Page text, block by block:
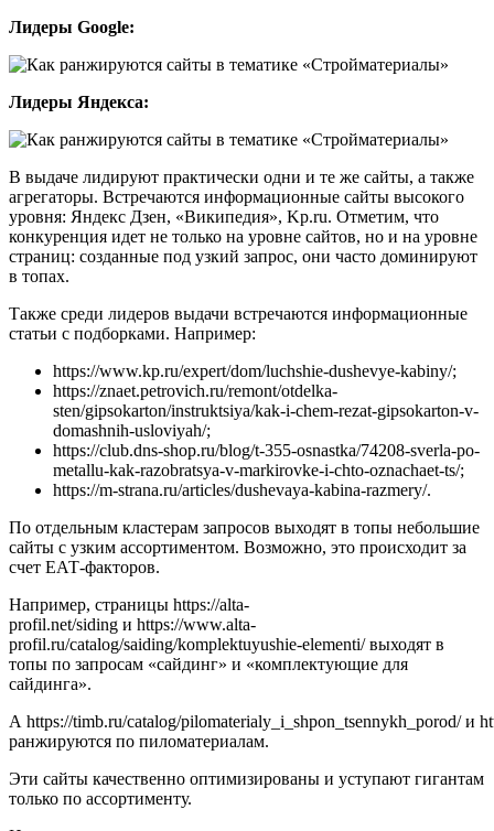
Лидеры Google:
Лидеры Яндекса:
В выдаче лидируют практически одни и те же сайты, а также
агрегаторы. Встречаются информационные сайты высокого
уровня: Яндекс Дзен, «Википедия», Kp.ru. Отметим, что
конкуренция идет не только на уровне сайтов, но и на уровне
страниц: созданные под узкий запрос, они часто доминируют
в топах.
Также среди лидеров выдачи встречаются информационные
статьи с подборками. Например:
https://www.kp.ru/expert/dom/luchshie-dushevye-kabiny/;
https://znaet.petrovich.ru/remont/otdelka-
sten/gipsokarton/instruktsiya/kak-i-chem-rezat-gipsokarton-v-
domashnih-usloviyah/;
https://club.dns-shop.ru/blog/t-355-osnastka/74208-sverla-po-
metallu-kak-razobratsya-v-markirovke-i-chto-oznachaet-ts/;
https://m-strana.ru/articles/dushevaya-kabina-razmery/.
По отдельным кластерам запросов выходят в топы небольшие
сайты с узким ассортиментом. Возможно, это происходит за
счет ЕАТ-факторов.
Например, страницы https://alta-
profil.net/siding и https://www.alta-
profil.ru/catalog/saiding/komplektuyushie-elementi/ выходят в
топы по запросам «сайдинг» и «комплектующие для
сайдинга».
А https://timb.ru/catalog/pilomaterialy_i_shpon_tsennykh_porod/ и
ранжируются по пиломатериалам.
Эти сайты качественно оптимизированы и уступают гигантам
только по ассортименту.